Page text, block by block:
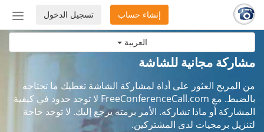
العربية
أو
تسجيل الدخول إنشاء حساب
مشاركة مجانية للشاشة
من المريح العثور على أداة لمشاركة الشاشة تعطيك ما تحتاجه
بالضبط. مع FreeConferenceCall.com لا توجد حدود في كيفية
المشاركة أو ماذا تشاركه. الأمر برمته يرجع إليك. لا توجد حاجة
لتنزيل برمجيات لدى المشتركين.